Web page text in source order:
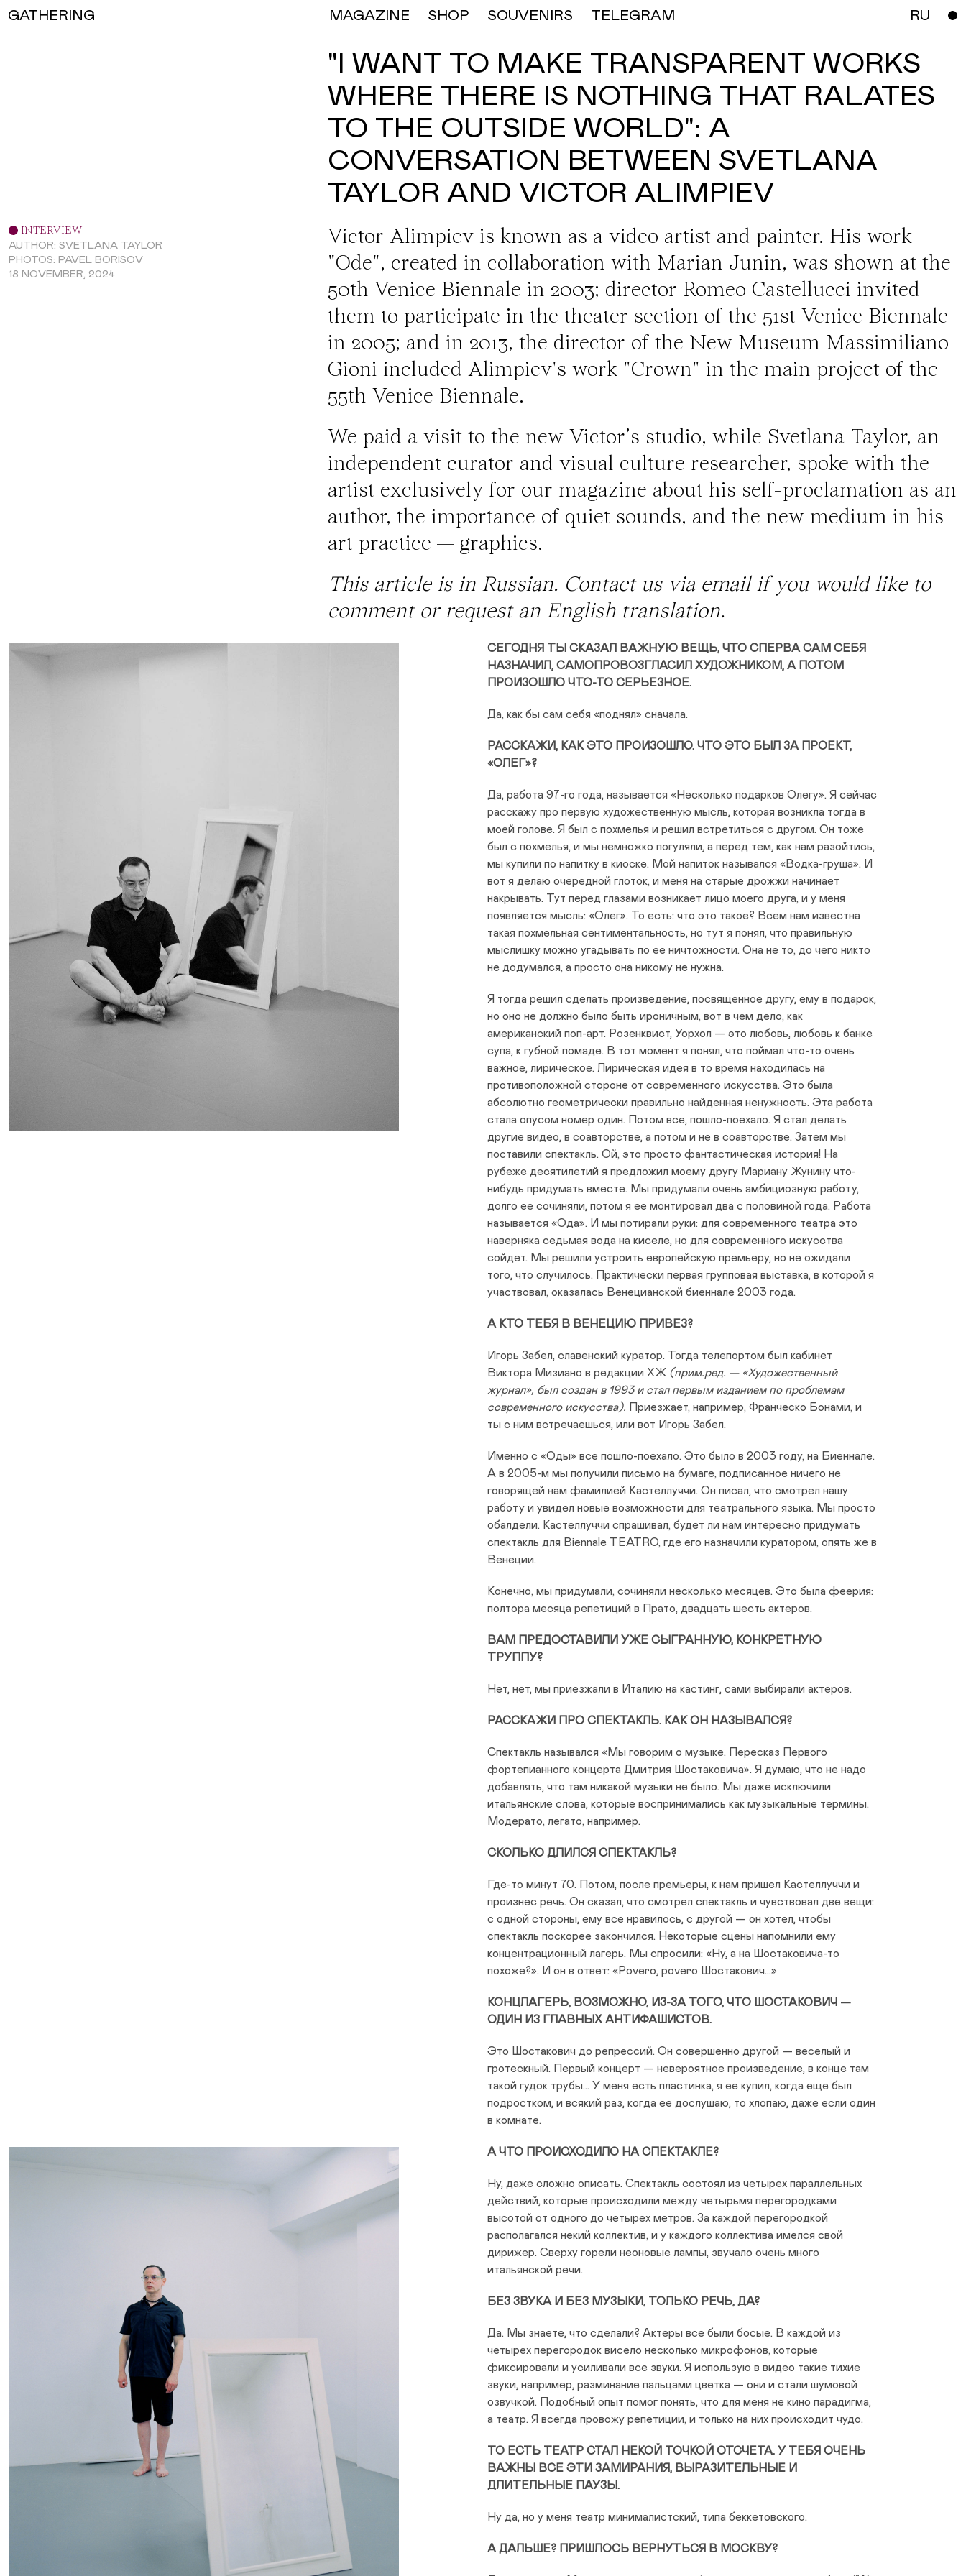
GATHERING MAGAZINE SHOP SOUVENIRS TELEGRAM RU
"I WANT TO MAKE TRANSPARENT WORKS
WHERE THERE IS NOTHING THAT RALATES
TO THE OUTSIDE WORLD": A
CONVERSATION BETWEEN SVETLANA
TAYLOR AND VICTOR ALIMPIEV
INTERVIEW
AUTHOR: SVETLANA TAYLOR
PHOTOS: PAVEL BORISOV
18 NOVEMBER, 2024
Victor Alimpievis known as a video artist and painter. His work
"Ode", created in collaboration with Marian Junin, was shown at the
50th Venice Biennale in 2003; director Romeo Castellucci invited
them to participate in the theater section of the 51st Venice Biennale
in 2005; and in 2013, the director of the New Museum Massimiliano
Gioni included Alimpiev's work "Crown" in the main project of the
55th Venice Biennale.
We paid a visit to the new Victor’s studio, while Svetlana Taylor, an
independent curator and visual culture researcher, spoke with the
artist exclusively for our magazine about his self-proclamation as an
author, the importance of quiet sounds, and the new medium in his
art practice — graphics.
This article is in Russian. Contact us via emailif you would like to
comment or request an English translation.
СЕГОДНЯ ТЫ СКАЗАЛ ВАЖНУЮ ВЕЩЬ, ЧТО СПЕРВА САМ СЕБЯ
НАЗНАЧИЛ, САМОПРОВОЗГЛАСИЛ ХУДОЖНИКОМ, А ПОТОМ
ПРОИЗОШЛО ЧТО-ТО СЕРЬЕЗНОЕ.
Да, как бы сам себя «поднял» сначала.
РАССКАЖИ, КАК ЭТО ПРОИЗОШЛО. ЧТО ЭТО БЫЛ ЗА ПРОЕКТ,
«ОЛЕГ»?
Да, работа 97-го года, называется «Несколько подарков Олегу». Я сейчас
расскажу про первую художественную мысль, которая возникла тогда в
моей голове. Я был с похмелья и решил встретиться с другом. Он тоже
был с похмелья, и мы немножко погуляли, а перед тем, как нам разойтись,
мы купили по напитку в киоске. Мой напиток назывался «Водка-груша». И
вот я делаю очередной глоток, и меня на старые дрожжи начинает
накрывать. Тут перед глазами возникает лицо моего друга, и у меня
появляется мысль: «Олег». То есть: что это такое? Всем нам известна
такая похмельная сентиментальность, но тут я понял, что правильную
мыслишку можно угадывать по ее ничтожности. Она не то, до чего никто
не додумался, а просто она никому не нужна.
Я тогда решил сделать произведение, посвященное другу, ему в подарок,
но оно не должно было быть ироничным, вот в чем дело, как
американский поп-арт. Розенквист, Уорхол — это любовь, любовь к банке
супа, к губной помаде. В тот момент я понял, что поймал что-то очень
важное, лирическое. Лирическая идея в то время находилась на
противоположной стороне от современного искусства. Это была
абсолютно геометрически правильно найденная ненужность. Эта работа
стала опусом номер один. Потом все, пошло-поехало. Я стал делать
другие видео, в соавторстве, а потом и не в соавторстве. Затем мы
поставили спектакль. Ой, это просто фантастическая история! На
рубеже десятилетий я предложил моему другу Мариану Жунину что-
нибудь придумать вместе. Мы придумали очень амбициозную работу,
долго ее сочиняли, потом я ее монтировал два с половиной года. Работа
называется «Ода». И мы потирали руки: для современного театра это
наверняка седьмая вода на киселе, но для современного искусства
сойдет. Мы решили устроить европейскую премьеру, но не ожидали
того, что случилось. Практически первая групповая выставка, в которой я
участвовал, оказалась Венецианской биеннале 2003 года.
А КТО ТЕБЯ В ВЕНЕЦИЮ ПРИВЕЗ?
Игорь Забел, славенский куратор. Тогда телепортом был кабинет
Виктора Мизиано в редакции ХЖ (прим.ред. — «Художественный
журнал», был создан в 1993 и стал первым изданием по проблемам
современного искусства). Приезжает, например, Франческо Бонами, и
ты с ним встречаешься, или вот Игорь Забел.
Именно с «Оды» все пошло-поехало. Это было в 2003 году, на Биеннале.
А в 2005-м мы получили письмо на бумаге, подписанное ничего не
говорящей нам фамилией Кастеллуччи. Он писал, что смотрел нашу
работу и увидел новые возможности для театрального языка. Мы просто
обалдели. Кастеллуччи спрашивал, будет ли нам интересно придумать
спектакль для Biennale TEATRO, где его назначили куратором, опять же в
Венеции.
Конечно, мы придумали, сочиняли несколько месяцев. Это была феерия:
полтора месяца репетиций в Прато, двадцать шесть актеров.
ВАМ ПРЕДОСТАВИЛИ УЖЕ СЫГРАННУЮ, КОНКРЕТНУЮ
ТРУППУ?
Нет, нет, мы приезжали в Италию на кастинг, сами выбирали актеров.
РАССКАЖИ ПРО СПЕКТАКЛЬ. КАК ОН НАЗЫВАЛСЯ?
Спектакль назывался «Мы говорим о музыке. Пересказ Первого
фортепианного концерта Дмитрия Шостаковича». Я думаю, что не надо
добавлять, что там никакой музыки не было. Мы даже исключили
итальянские слова, которые воспринимались как музыкальные термины.
Модерато, легато, например.
СКОЛЬКО ДЛИЛСЯ СПЕКТАКЛЬ?
Где-то минут 70. Потом, после премьеры, к нам пришел Кастеллуччи и
произнес речь. Он сказал, что смотрел спектакль и чувствовал две вещи:
с одной стороны, ему все нравилось, с другой — он хотел, чтобы
спектакль поскорее закончился. Некоторые сцены напомнили ему
концентрационный лагерь. Мы спросили: «Ну, а на Шостаковича-то
похоже?». И он в ответ: «Povero, povero Шостакович…»
КОНЦЛАГЕРЬ, ВОЗМОЖНО, ИЗ-ЗА ТОГО, ЧТО ШОСТАКОВИЧ —
ОДИН ИЗ ГЛАВНЫХ АНТИФАШИСТОВ.
Это Шостакович до репрессий. Он совершенно другой — веселый и
гротескный. Первый концерт — невероятное произведение, в конце там
такой гудок трубы… У меня есть пластинка, я ее купил, когда еще был
подростком, и всякий раз, когда ее дослушаю, то хлопаю, даже если один
в комнате.
А ЧТО ПРОИСХОДИЛО НА СПЕКТАКЛЕ?
Ну, даже сложно описать. Спектакль состоял из четырех параллельных
действий, которые происходили между четырьмя перегородками
высотой от одного до четырех метров. За каждой перегородкой
располагался некий коллектив, и у каждого коллектива имелся свой
дирижер. Сверху горели неоновые лампы, звучало очень много
итальянской речи.
БЕЗ ЗВУКА И БЕЗ МУЗЫКИ, ТОЛЬКО РЕЧЬ, ДА?
Да. Мы знаете, что сделали? Актеры все были босые. В каждой из
четырех перегородок висело несколько микрофонов, которые
фиксировали и усиливали все звуки. Я использую в видео такие тихие
звуки, например, разминание пальцами цветка — они и стали шумовой
озвучкой. Подобный опыт помог понять, что для меня не кино парадигма,
а театр. Я всегда провожу репетиции, и только на них происходит чудо.
ТО ЕСТЬ ТЕАТР СТАЛ НЕКОЙ ТОЧКОЙ ОТСЧЕТА. У ТЕБЯ ОЧЕНЬ
ВАЖНЫ ВСЕ ЭТИ ЗАМИРАНИЯ, ВЫРАЗИТЕЛЬНЫЕ И
ДЛИТЕЛЬНЫЕ ПАУЗЫ.
Ну да, но у меня театр минималистский, типа беккетовского.
А ДАЛЬШЕ? ПРИШЛОСЬ ВЕРНУТЬСЯ В МОСКВУ?